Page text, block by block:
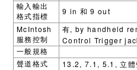
輸入輸出
格式指標
9 in 和 9 out
McIntosh
服務控制
有, by handheld
Control Trigger
一般規格
聲道格式
13.2, 7.1, 5.1,立體